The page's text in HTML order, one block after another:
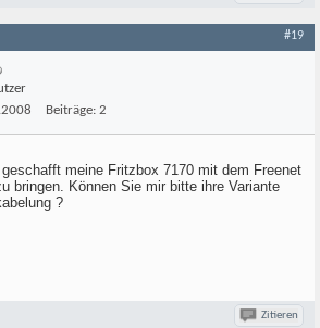
#19
Beiträge: 2
meine Fritzbox 7170 mit dem Freenet
bringen. Können Sie mir bitte ihre Variante
?
Zitieren